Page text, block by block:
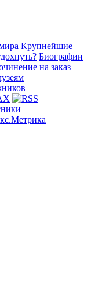
Крупнейшие
Биографии
на заказ